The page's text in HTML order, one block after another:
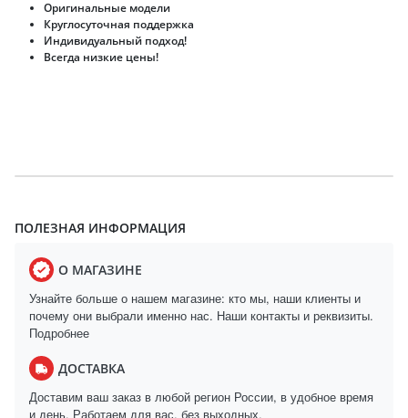
Оригинальные модели
Круглосуточная поддержка
Индивидуальный подход!
Всегда низкие цены!
ПОЛЕЗНАЯ ИНФОРМАЦИЯ
О МАГАЗИНЕ
Узнайте больше о нашем магазине: кто мы, наши клиенты и
почему они выбрали именно нас. Наши контакты и реквизиты.
Подробнее
ДОСТАВКА
Доставим ваш заказ в любой регион России, в удобное время
и день. Работаем для вас, без выходных.